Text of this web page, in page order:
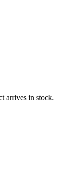
arrives in stock.